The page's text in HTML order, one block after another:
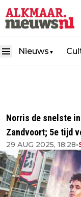
Nieuws ▼
Norris de snelste
Zandvoort; 5e tijd
29 AUG 2025, 18:28•